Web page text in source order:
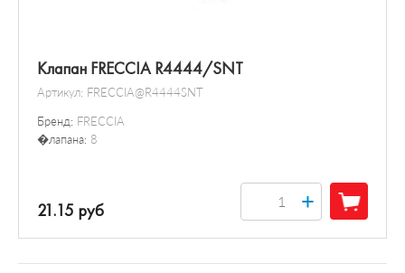
Клапан FRECCIA R4444/SNT
Артикул: FRECCIA@R4444SNT
Бренд: FRECCIA
�лапана: 8
21.15 руб +